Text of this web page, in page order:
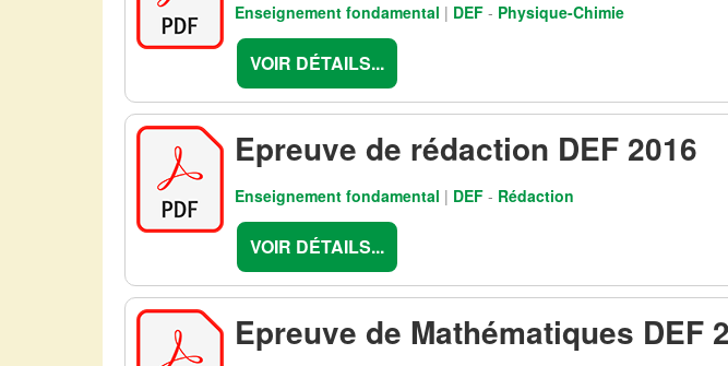
Enseignement fondamental | DEF - Physique-Chimie
VOIR DÉTAILS...
Epreuve de rédaction DEF 2016
Enseignement fondamental | DEF - Rédaction
VOIR DÉTAILS...
Epreuve de Mathématiques DEF